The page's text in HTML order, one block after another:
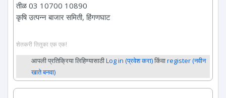
तीळ 03 10700 10890
कृषि उत्पन्न बाजार समिती, हिंगणघाट
शेतकरी तितुका एक एक!
आपली प्रतिक्रिया लिहिण्यासाठीLog in (प्रवेश करा)किंवाregister (नवीन
खाते बनवा)